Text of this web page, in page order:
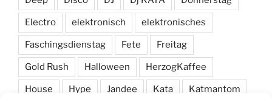
Electro elektronisch elektronisches
Faschingsdienstag Fete Freitag
Gold Rush Halloween HerzogKaffee
House Hype Jandee Kata Katmantom